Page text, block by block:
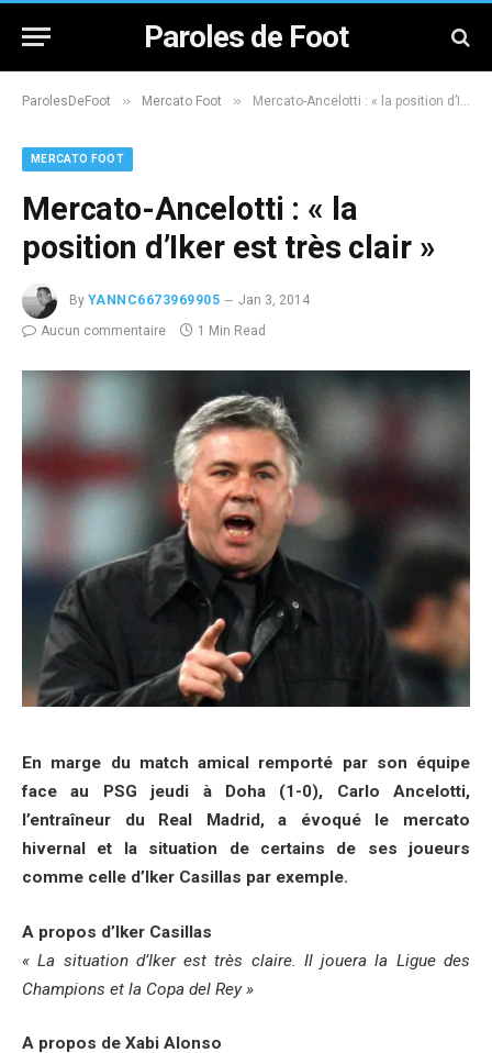
Paroles de Foot
ParolesDeFoot » Mercato Foot » Mercato-Ancelotti : « la position d’Iker est très clair »
MERCATO FOOT
Mercato-Ancelotti : « la
position d’Iker est très clair »
By YANNC6673969905
Jan 3, 2014
Aucun commentaire
1 Min Read
En marge du match amical remporté par son équipe
face au PSG jeudi à Doha (1-0), Carlo Ancelotti,
l’entraîneur du Real Madrid, a évoqué le mercato
hivernal et la situation de certains de ses joueurs
comme celle d’Iker Casillas par exemple.
A propos d’Iker Casillas
« La situation d’Iker est très claire. Il jouera la Ligue des
Champions et la Copa del Rey »
A propos de Xabi Alonso